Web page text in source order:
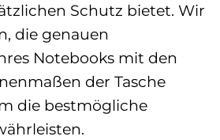
Schutz bietet. Wir
die genauen
Notebooks mit den
der Tasche
die bestmögliche